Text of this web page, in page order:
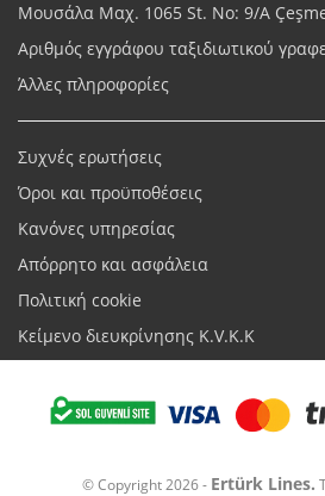
Μουσάλα Μαχ. 1065 St. No: 9/A
Αριθμός εγγράφου ταξιδιωτικού
Άλλες πληροφορίες
Συχνές ερωτήσεις
Όροι και προϋποθέσεις
Κανόνες υπηρεσίας
Απόρρητο και ασφάλεια
Πολιτική cookie
Κείμενο διευκρίνησης K.V.K.K
© Copyright 2026 - Ertürk Lines.